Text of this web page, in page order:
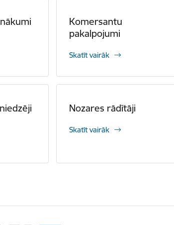
Komersantu
pakalpojumi
Skatīt vairāk
Nozares rādītāji
Skatīt vairāk